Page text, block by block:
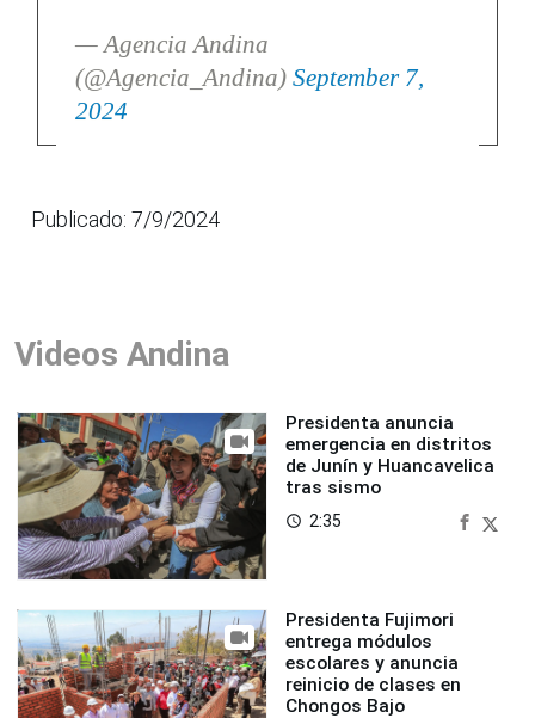
— Agencia Andina
(@Agencia_Andina) September 7,
2024
Publicado: 7/9/2024
Videos Andina
Presidenta anuncia
emergencia en distritos
de Junín y Huancavelica
tras sismo
access_time 2:35
Presidenta Fujimori
entrega módulos
escolares y anuncia
reinicio de clases en
Chongos Bajo